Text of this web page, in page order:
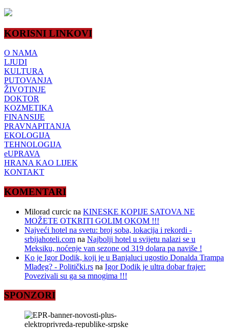
KORISNI LINKOVI
O NAMA
LJUDI
KULTURA
PUTOVANJA
ŽIVOTINJE
DOKTOR
KOZMETIKA
FINANSIJE
PRAVNAPITANJA
EKOLOGIJA
TEHNOLOGIJA
eUPRAVA
HRANA KAO LIJEK
KONTAKT
KOMENTARI
Milorad curcic na KINESKE KOPIJE SATOVA NE
MOŽETE OTKRITI GOLIM OKOM !!!
Najveći hotel na svetu: broj soba, lokacija i rekordi -
srbijahoteli.com na Najbolji hotel u svijetu nalazi se u
Meksiku, noćenje van sezone od 319 dolara pa naviše !
Ko je Igor Dodik, koji je u Banjaluci ugostio Donalda Trampa
Mlađeg? - Politički.rs na Igor Dodik je ultra dobar frajer:
Povezivali su ga sa mnogima !!!
SPONZORI